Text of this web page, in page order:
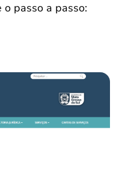
o passo a passo: